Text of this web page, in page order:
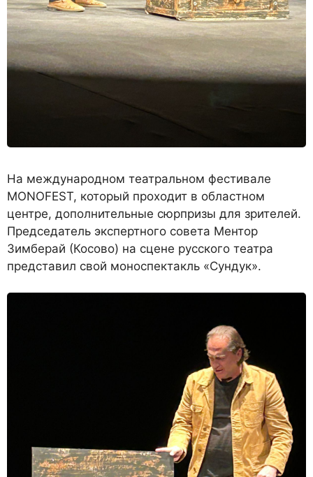
На международном театральном фестивале
MONOFEST, который проходит в областном
центре, дополнительные сюрпризы для зрителей.
Председатель экспертного совета Ментор
Зимберай (Косово) на сцене русского театра
представил свой моноспектакль «Сундук».